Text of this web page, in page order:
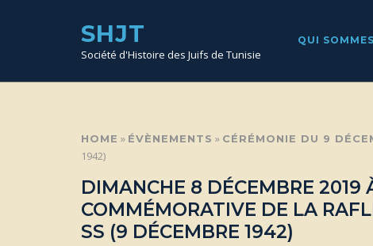
SHJT
Société d'Histoire des Juifs de Tunisie
QUI
HOME » ÉVÈNEMENTS » CÉRÉMONIE DU 9
1942)
DIMANCHE 8 DÉCEMBRE 2019
COMMÉMORATIVE DE LA
SS (9 DÉCEMBRE 1942)